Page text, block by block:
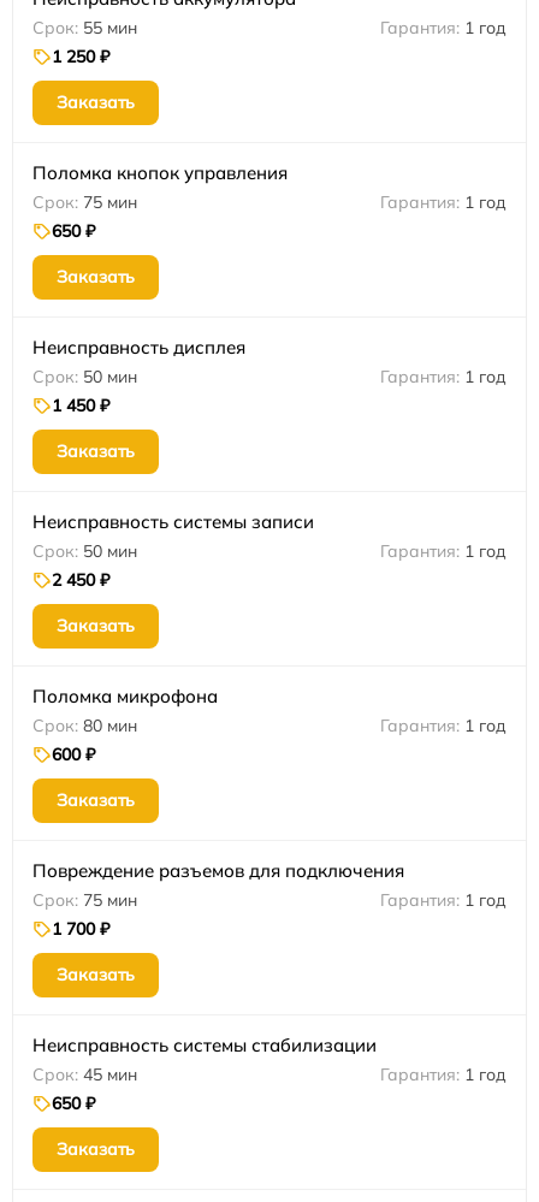
55 мин
1 год
1 250 ₽
Заказать
Поломка кнопок управления
75 мин
1 год
650 ₽
Заказать
Неисправность дисплея
50 мин
1 год
1 450 ₽
Заказать
Неисправность системы записи
50 мин
1 год
2 450 ₽
Заказать
Поломка микрофона
80 мин
1 год
600 ₽
Заказать
Повреждение разъемов для подключения
75 мин
1 год
1 700 ₽
Заказать
Неисправность системы стабилизации
45 мин
1 год
650 ₽
Заказать